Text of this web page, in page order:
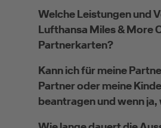
Welche Leistungen und
Lufthansa Miles & More
Partnerkarten?
Kann ich für meine
Partner oder meine
beantragen und wenn